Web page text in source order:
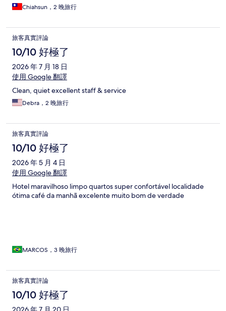
Chiahsun，2 晚旅行
旅客真實評論
10/10 好極了
2026 年 7 月 18 日
使用 Google 翻譯
Clean, quiet excellent staff & service
Debra，2 晚旅行
旅客真實評論
10/10 好極了
2026 年 5 月 4 日
使用 Google 翻譯
Hotel maravilhoso limpo quartos super confortável localidade
ótima café da manhã excelente muito bom de verdade
MARCOS，3 晚旅行
旅客真實評論
10/10 好極了